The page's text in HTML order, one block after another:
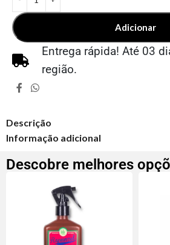
Adicionar
Entrega rápida! Até 03
região.
Descrição
Informação adicional
Descobre melhores